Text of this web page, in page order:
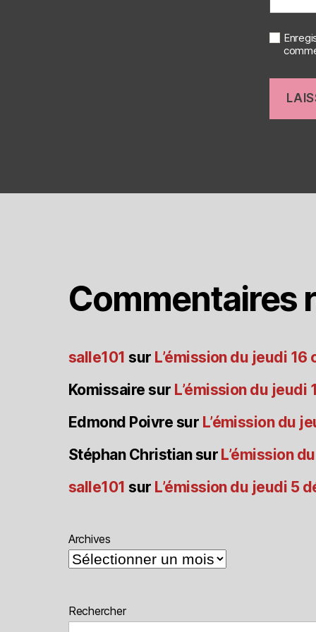
Commentaires
salle101 sur L’émission du jeudi 16
Komissaire sur L’émission du jeudi
Edmond Poivre sur L’émission du
Stéphan Christiansur L’émission
salle101 sur L’émission du jeudi 5
Archives
Rechercher